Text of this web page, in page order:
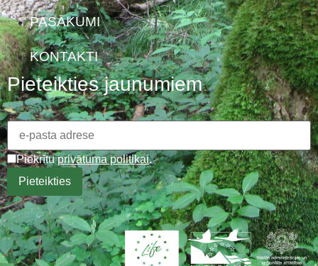
PASĀKUMI
KONTAKTI
Pieteikties jaunumiem
Piekrītuprivātuma politikai.